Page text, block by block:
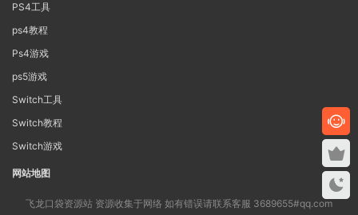
PS4工具
ps4教程
Ps4游戏
ps5游戏
Switch工具
Switch教程
Switch游戏
网站地图
飞龙口袋资源站 资源收集于网络 如有错误请联系客服 3689655#qq.com